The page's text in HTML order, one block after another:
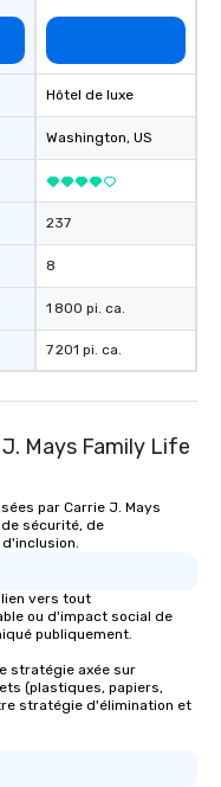
Hôtel de luxe
Washington, US
237
8
1 800 pi. ca.
7 201 pi. ca.
Mays Family Life
par Carrie J. Mays
sécurité, de
vers tout
ou d'impact social de
publiquement.
stratégie axée sur
(plastiques, papiers,
stratégie d'élimination et